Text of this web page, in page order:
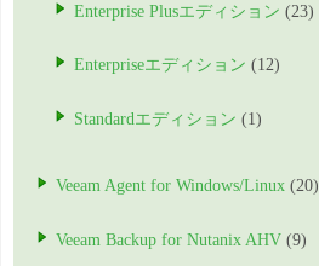
Enterprise Plusエディション (23)
Enterpriseエディション (12)
Standardエディション (1)
Veeam Agent for Windows/Linux (20)
Veeam Backup for Nutanix AHV (9)